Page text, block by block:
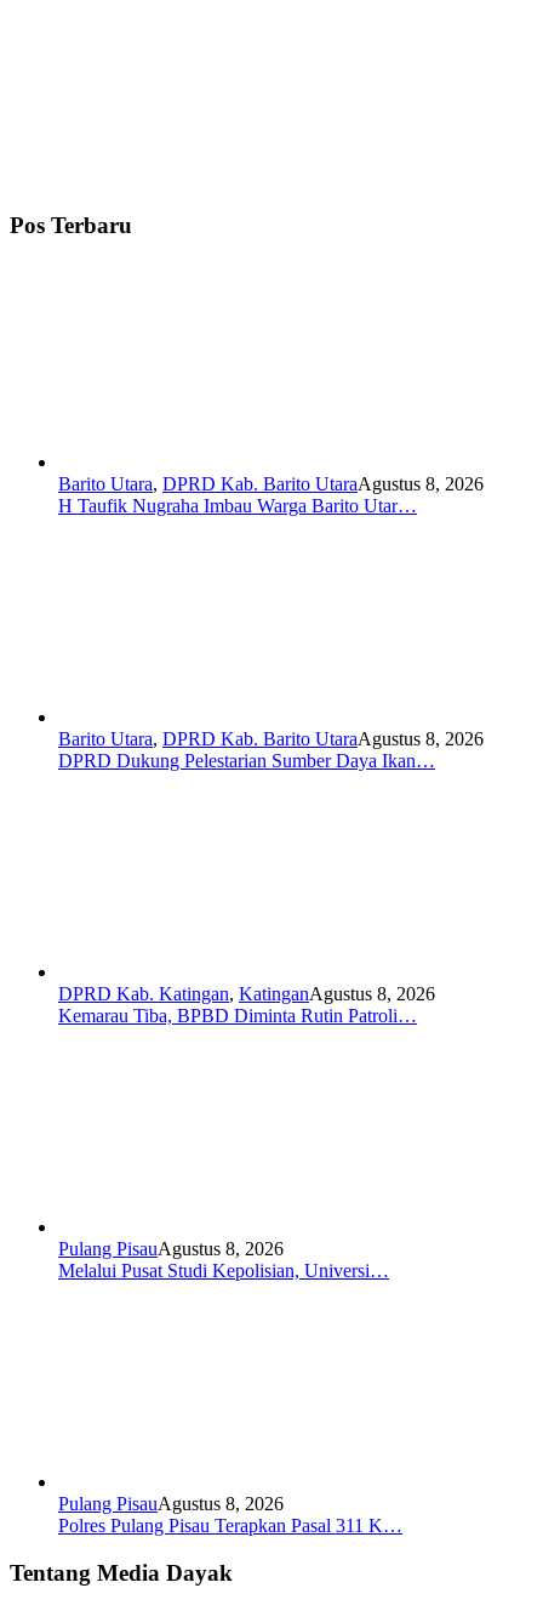
Pos Terbaru
Barito Utara, DPRD Kab. Barito UtaraAgustus 8, 2026
H Taufik Nugraha Imbau Warga Barito Utar…
Barito Utara, DPRD Kab. Barito UtaraAgustus 8, 2026
DPRD Dukung Pelestarian Sumber Daya Ikan…
DPRD Kab. Katingan, KatinganAgustus 8, 2026
Kemarau Tiba, BPBD Diminta Rutin Patroli…
Pulang PisauAgustus 8, 2026
Melalui Pusat Studi Kepolisian, Universi…
Pulang PisauAgustus 8, 2026
Polres Pulang Pisau Terapkan Pasal 311 K…
Tentang Media Dayak